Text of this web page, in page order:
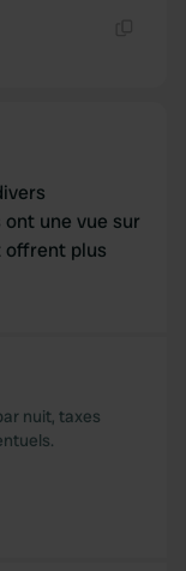
une vue sur
offrent plus
nuit, taxes